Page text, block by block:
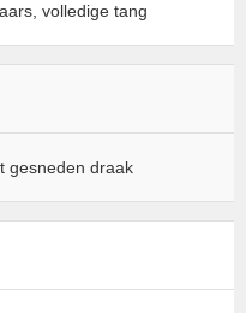
volledige tang
gesneden draak